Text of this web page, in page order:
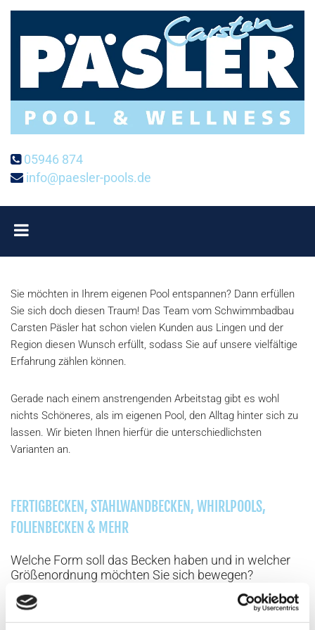
Zum Inhalt springen
 05946 874
 info@paesler-pools.de
Sie möchten in Ihrem eigenen Pool entspannen? Dann erfüllen
Sie sich doch diesen Traum! Das Team vom Schwimmbadbau
Carsten Päsler hat schon vielen Kunden aus Lingen und der
Region diesen Wunsch erfüllt, sodass Sie auf unsere vielfältige
Erfahrung zählen können.
Gerade nach einem anstrengenden Arbeitstag gibt es wohl
nichts Schöneres, als im eigenen Pool, den Alltag hinter sich zu
lassen. Wir bieten Ihnen hierfür die unterschiedlichsten
Varianten an.
FERTIGBECKEN, STAHLWANDBECKEN, WHIRLPOOLS,
FOLIENBECKEN & MEHR
Welche Form soll das Becken haben und in welcher
Größenordnung möchten Sie sich bewegen?
Wie wäre es mit einem Modell von RivieraPool?
Unsere Fertigbecken-Serie ist ein echter Bestseller